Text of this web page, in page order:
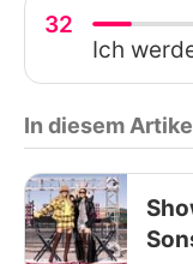
32
Ich
In diesem